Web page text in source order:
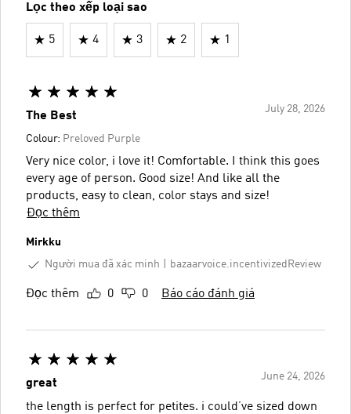
Lọc theo xếp loại sao
5 4 3 2 1
July 28, 2026
The Best
Colour: Preloved Purple
Very nice color, i love it! Comfortable. I think this goes
every age of person. Good size! And like all the
products, easy to clean, color stays and size!
Đọc thêm
Mirkku
Người mua đã xác minh
bazaarvoice.incentivizedReview
Đọc thêm 0 0 Báo cáo đánh giá
June 24, 2026
great
the length is perfect for petites. i could’ve sized down